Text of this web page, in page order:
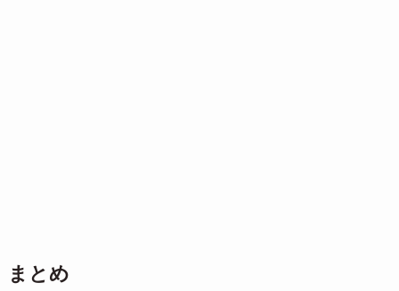
まとめ